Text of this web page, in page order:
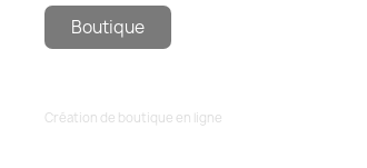
Boutique
Création de boutique en ligne